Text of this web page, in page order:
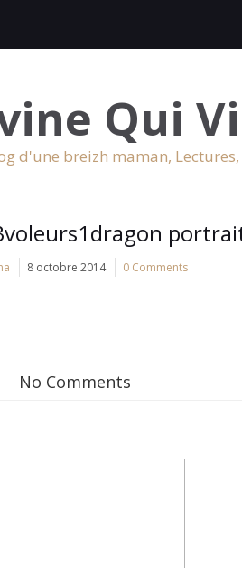
Qui
d'une breizh maman,
8 octobre 2014 0 Comments
No Comments